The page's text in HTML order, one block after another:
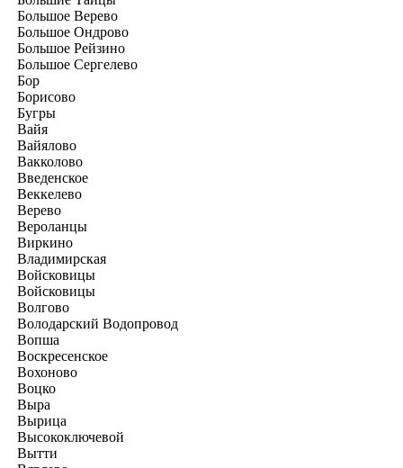
Большое Верево
Большое Ондрово
Большое Рейзино
Большое Сергелево
Бор
Борисово
Бугры
Вайя
Вайялово
Вакколово
Введенское
Веккелево
Верево
Вероланцы
Виркино
Владимирская
Войсковицы
Войсковицы
Волгово
Володарский Водопровод
Вопша
Воскресенское
Вохоново
Воцко
Выра
Вырица
Высокоключевой
Вытти